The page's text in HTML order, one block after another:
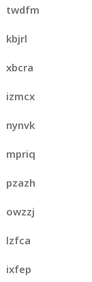
twdfm
kbjrl
xbcra
izmcx
nynvk
mpriq
pzazh
owzzj
lzfca
ixfep